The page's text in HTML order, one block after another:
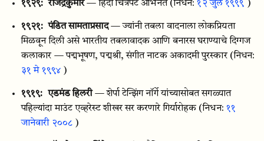
१९२९: राजेंद्रकुमार — हिंदी चित्रपट अभिनेते (निधन:१२ जुलै १९९९ )
१९२१: पंडित सामताप्रसाद — ज्यांनी तबला वादनाला लोकप्रियता
मिळवून दिली असे भारतीय तबलावादक आणि बनारस घराण्याचे दिग्गज
कलाकार — पद्मभूषण, पद्मश्री, संगीत नाटक अकादमी पुरस्कार (निधन:
३१ मे १९९४)
१९१९: एडमंड हिलरी — शेर्पा टेन्झिंग नॉर्गे यांच्यासोबत सगळ्यात
पहिल्यांदा माउंट एव्हरेस्ट शीखर सर करणारे गिर्यारोहक (निधन: ११
जानेवारी २००८)